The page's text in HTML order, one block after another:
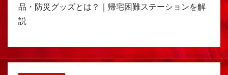
品・防災グッズとは？｜帰宅困難ステーションを解
説